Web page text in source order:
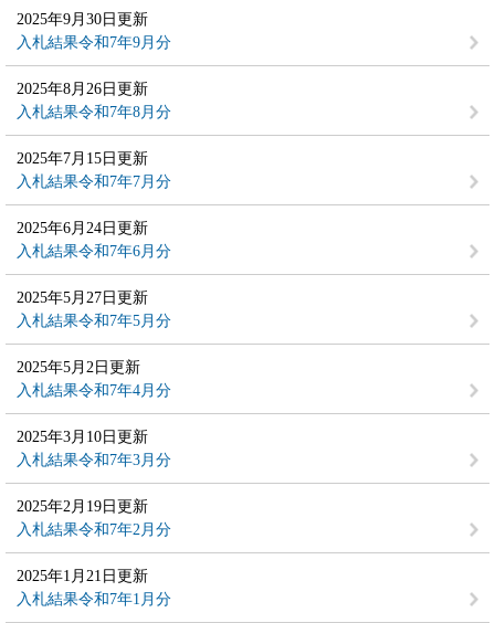
2025年9月30日更新
入札結果令和7年9月分
2025年8月26日更新
入札結果令和7年8月分
2025年7月15日更新
入札結果令和7年7月分
2025年6月24日更新
入札結果令和7年6月分
2025年5月27日更新
入札結果令和7年5月分
2025年5月2日更新
入札結果令和7年4月分
2025年3月10日更新
入札結果令和7年3月分
2025年2月19日更新
入札結果令和7年2月分
2025年1月21日更新
入札結果令和7年1月分